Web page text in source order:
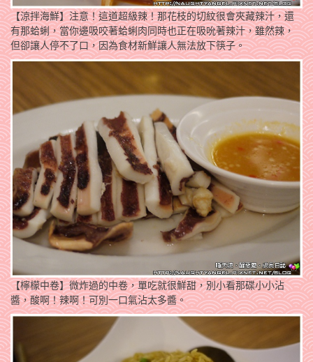
【涼拌海鮮】注意！這道超級辣！那花枝的切紋很會夾藏辣汁，還
有那蛤蜊，當你邊吸咬著蛤蜊肉同時也正在吸吮著辣汁，雖然辣，
但卻讓人停不了口，因為食材新鮮讓人無法放下筷子。
【檸檬中卷】微炸過的中卷，單吃就很鮮甜，別小看那碟小小沾
醬，酸啊！辣啊！可別一口氣沾太多醬。